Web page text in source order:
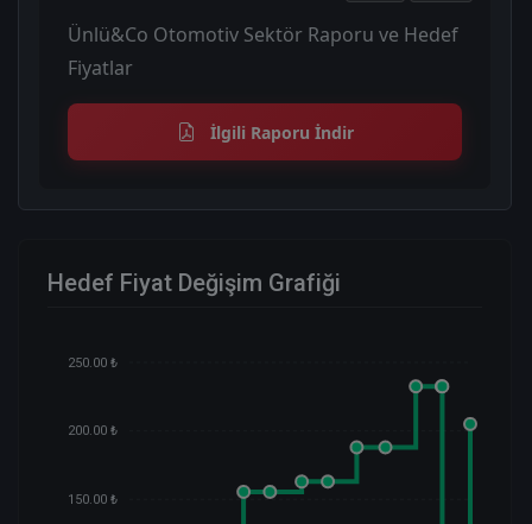
Ünlü&Co Otomotiv Sektör Raporu ve Hedef
Fiyatlar
İlgili Raporu İndir
Hedef Fiyat Değişim Grafiği
250.00 ₺
200.00 ₺
150.00 ₺